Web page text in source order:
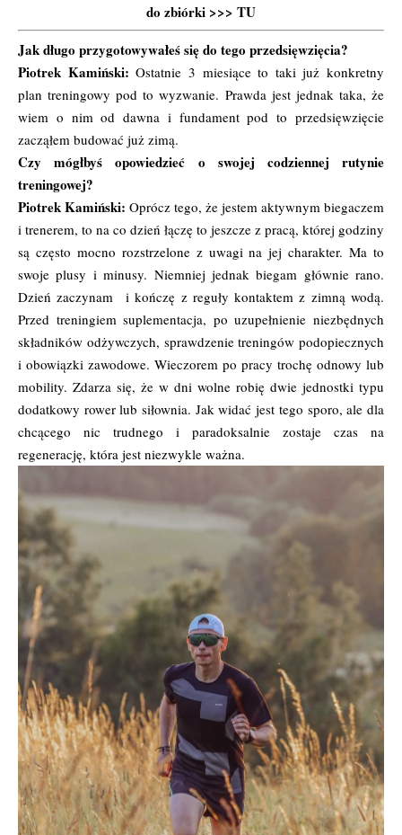
do zbiórki >>> TU
Jak długo przygotowywałeś się do tego przedsięwzięcia?
Piotrek Kamiński:Ostatnie 3 miesiące to taki już konkretny
plan treningowy pod to wyzwanie. Prawda jest jednak taka, że
wiem o nim od dawna i fundament pod to przedsięwzięcie
zacząłem budować już zimą.
Czy mógłbyś opowiedzieć o swojej codziennej rutynie
treningowej?
Piotrek Kamiński: Oprócz tego, że jestem aktywnym biegaczem
i trenerem, to na co dzień łączę to jeszcze z pracą, której godziny
są często mocno rozstrzelone z uwagi na jej charakter. Ma to
swoje plusy i minusy. Niemniej jednak biegam głównie rano.
Dzień zaczynam i kończę z reguły kontaktem z zimną wodą.
Przed treningiem suplementacja, po uzupełnienie niezbędnych
składników odżywczych, sprawdzenie treningów podopiecznych
i obowiązki zawodowe. Wieczorem po pracy trochę odnowy lub
mobility. Zdarza się, że w dni wolne robię dwie jednostki typu
dodatkowy rower lub siłownia. Jak widać jest tego sporo, ale dla
chcącego nic trudnego i paradoksalnie zostaje czas na
regenerację, która jest niezwykle ważna.